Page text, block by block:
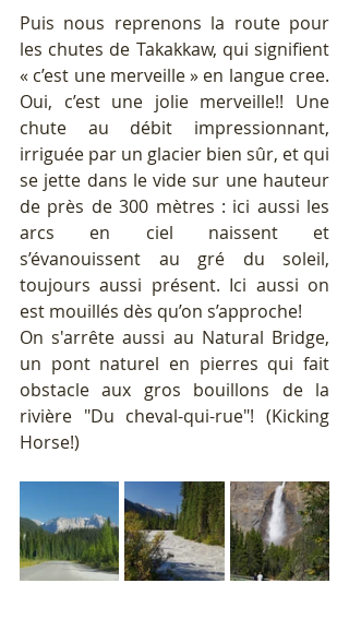
Puis nous reprenons la route pour
les chutes de Takakkaw, qui signifient
« c’est une merveille » en langue cree.
Oui, c’est une jolie merveille!! Une
chute au débit impressionnant,
irriguée par un glacier bien sûr, et qui
se jette dans le vide sur une hauteur
de près de 300 mètres : ici aussi les
arcs en ciel naissent et
s’évanouissent au gré du soleil,
toujours aussi présent. Ici aussi on
est mouillés dès qu’on s’approche!
On s'arrête aussi au Natural Bridge,
un pont naturel en pierres qui fait
obstacle aux gros bouillons de la
rivière "Du cheval-qui-rue"! (Kicking
Horse!)